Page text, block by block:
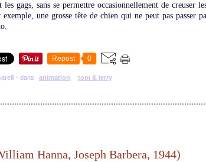
gags, sans se permettre occasionnellement de creuser
exemple, une grosse tête de chien qui ne peut pas passer
Repost 0
- dans animation tom & jerry
Hanna, Joseph Barbera, 1944)